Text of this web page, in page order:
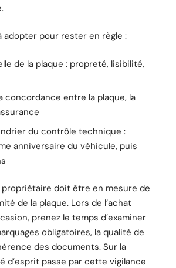
adopter pour rester en règle :
de la plaque : propreté, lisibilité,
concordance entre la plaque, la
du contrôle technique :
anniversaire du véhicule, puis
doit être en mesure de
de la plaque. Lors de l’achat
prenez le temps d’examiner
obligatoires, la qualité de
des documents. Sur la
d’esprit passe par cette vigilance